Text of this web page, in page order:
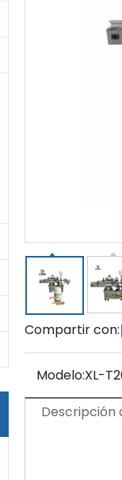
Compartir con:
Modelo:XL-
Descripción